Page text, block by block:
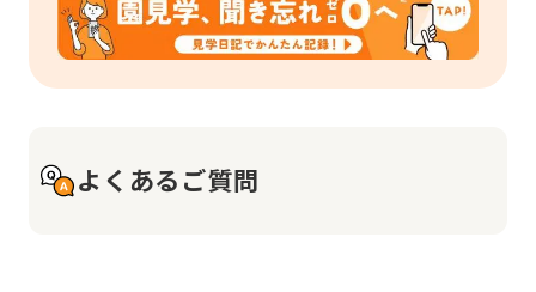
よくあるご質問